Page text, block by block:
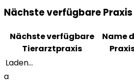
Nächste verfügbare Praxis
Nächste verfügbare
Tierarztpraxis
Name
Laden...
a